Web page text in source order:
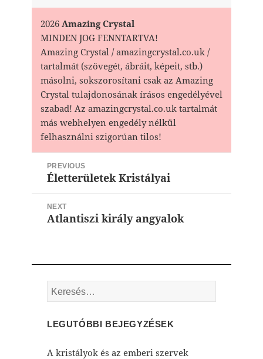
2026Amazing Crystal
MINDEN JOG FENNTARTVA!
Amazing Crystal / amazingcrystal.co.uk /
tartalmát (szövegét, ábráit, képeit, stb.)
másolni, sokszorosítani csak az Amazing
Crystal tulajdonosának írásos engedélyével
szabad! Az amazingcrystal.co.uk tartalmát
más webhelyen engedély nélkül
felhasználni szigorúan tilos!
navigáció
PREVIOUS
Previous
Életterületek Kristályai
NEXT
Next
Atlantiszi király angyalok
Keresés:
LEGUTÓBBI BEJEGYZÉSEK
A kristályok és az emberi szervek